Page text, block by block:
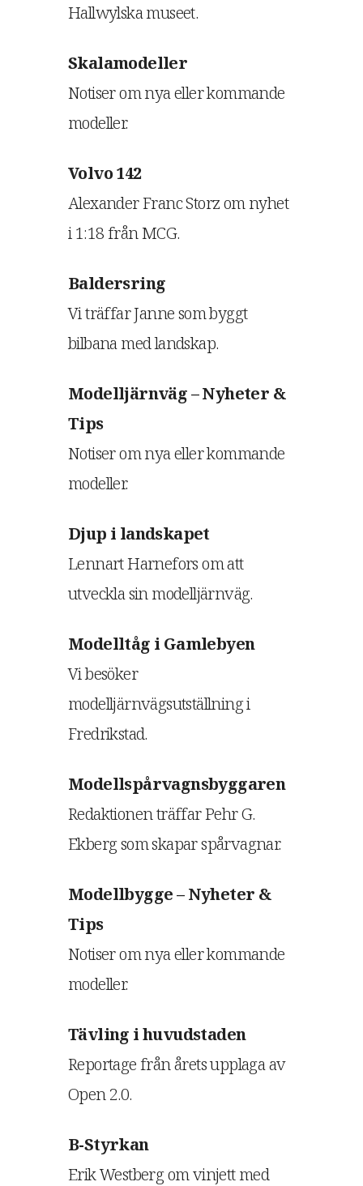
Hallwylska museet.
Skalamodeller
Notiser om nya eller kommande
modeller.
Volvo 142
Alexander Franc Storz om nyhet
i 1:18 från MCG.
Baldersring
Vi träffar Janne som byggt
bilbana med landskap.
Modelljärnväg – Nyheter &
Tips
Notiser om nya eller kommande
modeller.
Djup i landskapet
Lennart Harnefors om att
utveckla sin modelljärnväg.
Modelltåg i Gamlebyen
Vi besöker
modelljärnvägsutställning i
Fredrikstad.
Modellspårvagnsbyggaren
Redaktionen träffar Pehr G.
Ekberg som skapar spårvagnar.
Modellbygge – Nyheter &
Tips
Notiser om nya eller kommande
modeller.
Tävling i huvudstaden
Reportage från årets upplaga av
Open 2.0.
B-Styrkan
Erik Westberg om vinjett med